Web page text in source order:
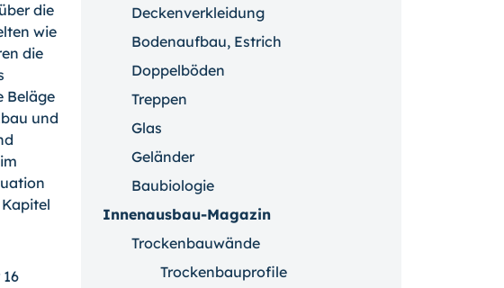
die
wie
die
Beläge
und
Deckenverkleidung
Bodenaufbau, Estrich
Doppelböden
Treppen
Glas
Geländer
Baubiologie
Innenausbau-Magazin
Trockenbauwände
Trockenbauprofile